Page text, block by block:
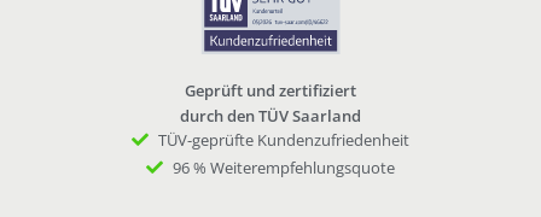
Geprüft und zertifiziert
durch den TÜV Saarland
TÜV-geprüfte Kundenzufriedenheit
96 % Weiterempfehlungsquote